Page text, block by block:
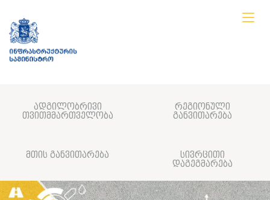
ადგილობრივი
თვითმმართველობა
რეგიონული
განვითარება
მთის განვითარება
სივრცითი
დაგეგმარება